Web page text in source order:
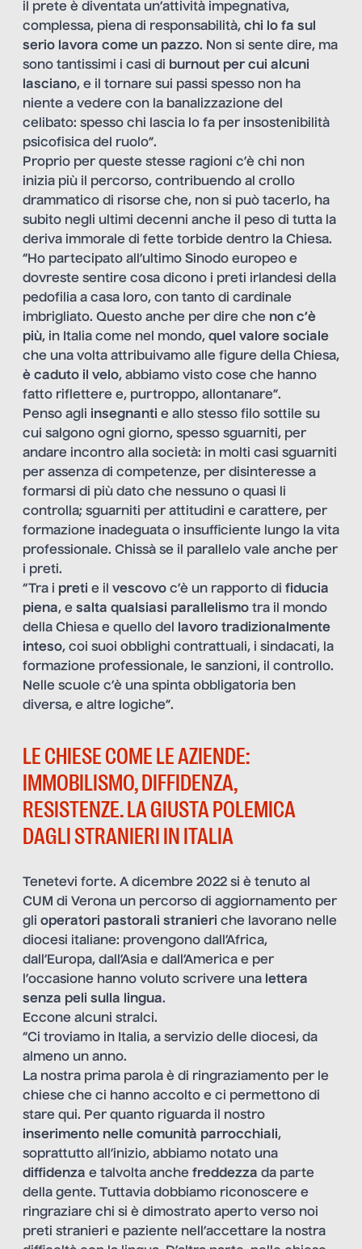
il prete è diventata un’attività impegnativa,
complessa, piena di responsabilità, chi lo fa sul
serio lavora come un pazzo. Non si sente dire, ma
sono tantissimi i casi di burnout per cui alcuni
lasciano, e il tornare sui passi spesso non ha
niente a vedere con la banalizzazione del
celibato: spesso chi lascia lo fa per insostenibilità
psicofisica del ruolo”.
Proprio per queste stesse ragioni c’è chi non
inizia più il percorso, contribuendo al crollo
drammatico di risorse che, non si può tacerlo, ha
subito negli ultimi decenni anche il peso di tutta la
deriva immorale di fette torbide dentro la Chiesa.
“Ho partecipato all’ultimo Sinodo europeo e
dovreste sentire cosa dicono i preti irlandesi della
pedofilia a casa loro, con tanto di cardinale
imbrigliato. Questo anche per dire che non c’è
più, in Italia come nel mondo, quel valore sociale
che una volta attribuivamo alle figure della Chiesa,
è caduto il velo, abbiamo visto cose che hanno
fatto riflettere e, purtroppo, allontanare”.
Penso agli insegnanti e allo stesso filo sottile su
cui salgono ogni giorno, spesso sguarniti, per
andare incontro alla società: in molti casi sguarniti
per assenza di competenze, per disinteresse a
formarsi di più dato che nessuno o quasi li
controlla; sguarniti per attitudini e carattere, per
formazione inadeguata o insufficiente lungo la vita
professionale. Chissà se il parallelo vale anche per
i preti.
“Tra i preti e il vescovo c’è un rapporto di fiducia
piena, e salta qualsiasi parallelismo tra il mondo
della Chiesa e quello del lavoro tradizionalmente
inteso, coi suoi obblighi contrattuali, i sindacati, la
formazione professionale, le sanzioni, il controllo.
Nelle scuole c’è una spinta obbligatoria ben
diversa, e altre logiche”.
LE CHIESE COME LE AZIENDE:
IMMOBILISMO, DIFFIDENZA,
RESISTENZE. LA GIUSTA POLEMICA
DAGLI STRANIERI IN ITALIA
Tenetevi forte. A dicembre 2022 si è tenuto al
CUM di Verona un percorso di aggiornamento per
gli operatori pastorali stranieri che lavorano nelle
diocesi italiane: provengono dall’Africa,
dall’Europa, dall’Asia e dall’America e per
l’occasione hanno voluto scrivere una lettera
senza peli sulla lingua.
Eccone alcuni stralci.
“Ci troviamo in Italia, a servizio delle diocesi, da
almeno un anno.
La nostra prima parola è di ringraziamento per le
chiese che ci hanno accolto e ci permettono di
stare qui. Per quanto riguarda il nostro
inserimento nelle comunità parrocchiali,
soprattutto all’inizio, abbiamo notato una
diffidenza e talvolta anche freddezza da parte
della gente. Tuttavia dobbiamo riconoscere e
ringraziare chi si è dimostrato aperto verso noi
preti stranieri e paziente nell’accettare la nostra